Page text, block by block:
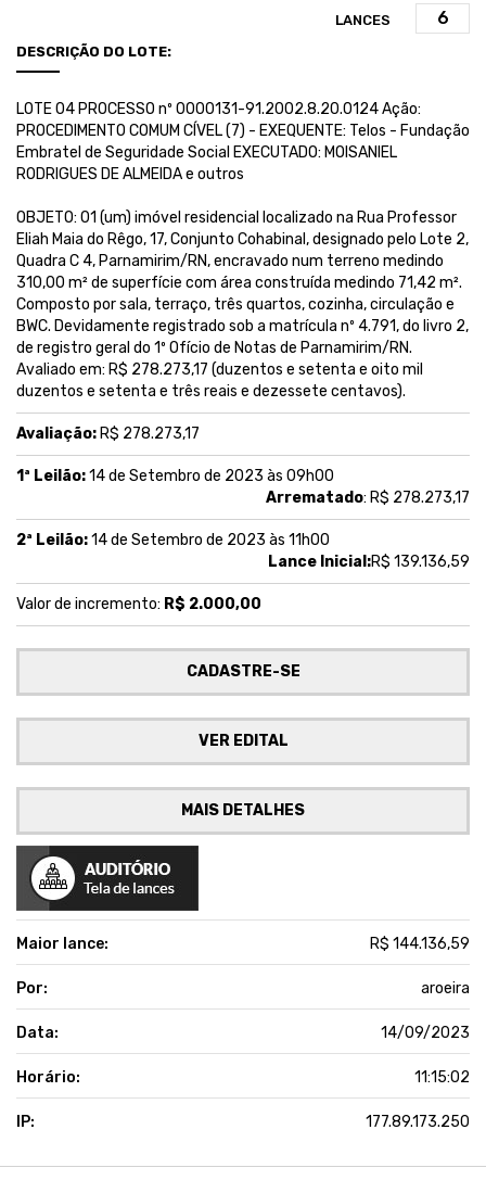
LANCES
DESCRIÇÃO DO LOTE:
LOTE 04 PROCESSO nº 0000131-91.2002.8.20.0124 Ação:
PROCEDIMENTO COMUM CÍVEL (7) - EXEQUENTE: Telos - Fundação
Embratel de Seguridade Social EXECUTADO: MOISANIEL
RODRIGUES DE ALMEIDA e outros
OBJETO: 01 (um) imóvel residencial localizado na Rua Professor
Eliah Maia do Rêgo, 17, Conjunto Cohabinal, designado pelo Lote 2,
Quadra C 4, Parnamirim/RN, encravado num terreno medindo
310,00 m² de superfície com área construída medindo 71,42 m².
Composto por sala, terraço, três quartos, cozinha, circulação e
BWC. Devidamente registrado sob a matrícula nº 4.791, do livro 2,
de registro geral do 1º Ofício de Notas de Parnamirim/RN.
Avaliado em: R$ 278.273,17 (duzentos e setenta e oito mil
duzentos e setenta e três reais e dezessete centavos).
Avaliação: R$ 278.273,17
1ª Leilão:14 de Setembro de 2023 às 09h00
Arrematado: R$ 278.273,17
2ª Leilão:14 de Setembro de 2023 às 11h00
Lance Inicial:R$ 139.136,59
Valor de incremento: R$ 2.000,00
CADASTRE-SE
VER EDITAL
MAIS DETALHES
Maior lance: R$ 144.136,59
Por: aroeira
Data: 14/09/2023
Horário: 11:15:02
IP: 177.89.173.250